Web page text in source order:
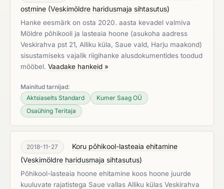
ostmine (Veskimöldre haridusmaja sihtasutus)
Hanke eesmärk on osta 2020. aasta kevadel valmiva
Möldre põhikooli ja lasteaia hoone (asukoha aadress
Veskirahva pst 21, Alliku küla, Saue vald, Harju maakond)
sisustamiseks vajalik riigihanke alusdokumentides toodud
mööbel. Vaadake hankeid »
Mainitud tarnijad:
Aktsiaselts Standard
Kumer Saag OÜ
Osaühing Teritaja
2018-11-27
Koru põhikool-lasteaia ehitamine
(Veskimöldre haridusmaja sihtasutus)
Põhikool-lasteaia hoone ehitamine koos hoone juurde
kuuluvate rajatistega Saue vallas Alliku külas Veskirahva